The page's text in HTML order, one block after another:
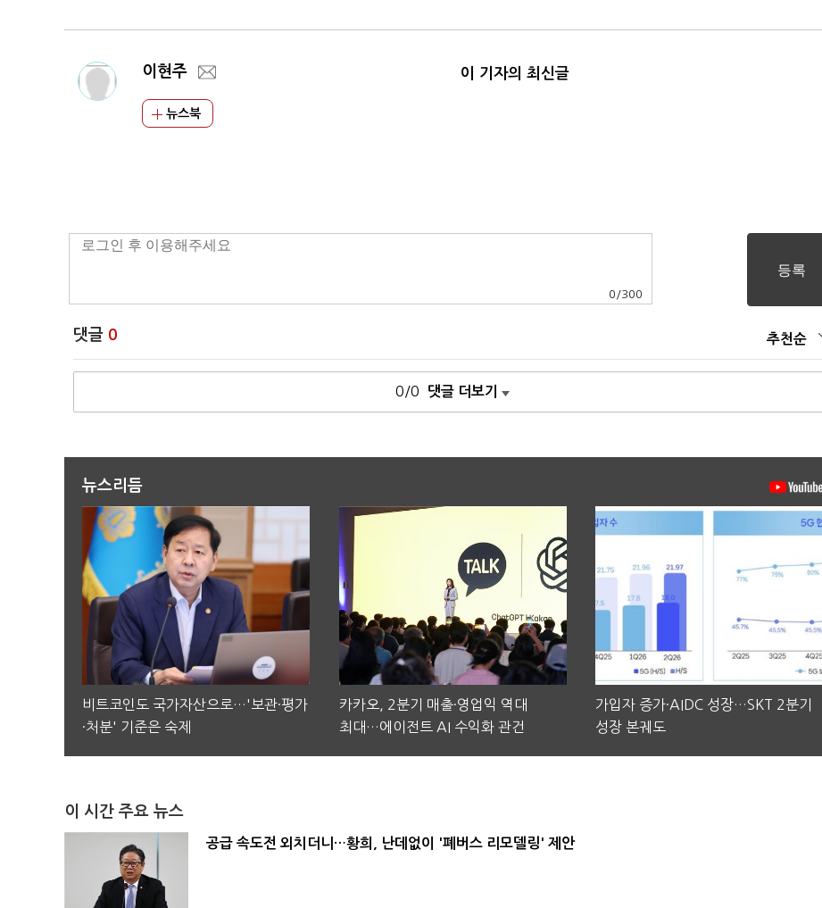
이현주
뉴스북
이 기자의 최신글
0 /300
댓글 0 추천순
0/0 댓글 더보기
뉴스리듬
비트코인도 국가자산으로…'보관·평가
·처분' 기준은 숙제
카카오, 2분기 매출·영업익 역대
최대…에이전트 AI 수익화 관건
가입자 증가·AIDC 성장…SKT 2분기
성장 본궤도
이 시간 주요 뉴스
공급 속도전 외치더니…황희, 난데없이 '폐버스 리모델링' 제안